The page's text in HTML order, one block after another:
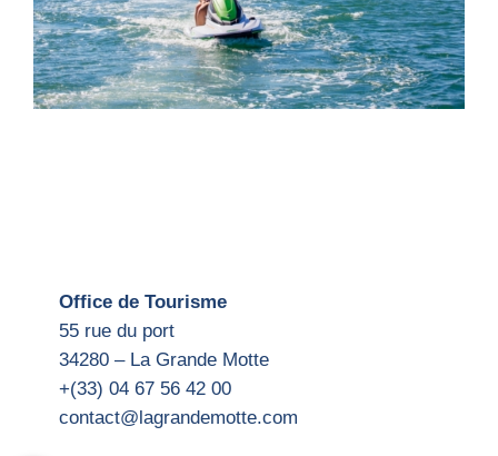
Office de Tourisme
55 rue du port
34280 – La Grande Motte
+(33) 04 67 56 42 00
contact@lagrandemotte.com